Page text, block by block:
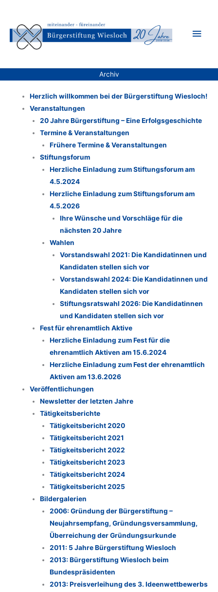
springen
Archiv
Herzlich willkommen bei der Bürgerstiftung Wiesloch!
Veranstaltungen
20 Jahre Bürgerstiftung – Eine Erfolgsgeschichte
Termine & Veranstaltungen
Frühere Termine & Veranstaltungen
Stiftungsforum
Herzliche Einladung zum Stiftungsforum am
4.5.2024
Herzliche Einladung zum Stiftungsforum am
4.5.2026
Ihre Wünsche und Vorschläge für die
nächsten 20 Jahre
Wahlen
Vorstandswahl 2021: Die Kandidatinnen und
Kandidaten stellen sich vor
Vorstandswahl 2024: Die Kandidatinnen und
Kandidaten stellen sich vor
Stiftungsratswahl 2026: Die Kandidatinnen
und Kandidaten stellen sich vor
Fest für ehrenamtlich Aktive
Herzliche Einladung zum Fest für die
ehrenamtlich Aktiven am 15.6.2024
Herzliche Einladung zum Fest der ehrenamtlich
Aktiven am 13.6.2026
Veröffentlichungen
Newsletter der letzten Jahre
Tätigkeitsberichte
Tätigkeitsbericht 2020
Tätigkeitsbericht 2021
Tätigkeitsbericht 2022
Tätigkeitsbericht 2023
Tätigkeitsbericht 2024
Tätigkeitsbericht 2025
Bildergalerien
2006: Gründung der Bürgerstiftung –
Neujahrsempfang, Gründungsversammlung,
Überreichung der Gründungsurkunde
2011: 5 Jahre Bürgerstiftung Wiesloch
2013: Bürgerstiftung Wiesloch beim
Bundespräsidenten
2013: Preisverleihung des 3. Ideenwettbewerbs